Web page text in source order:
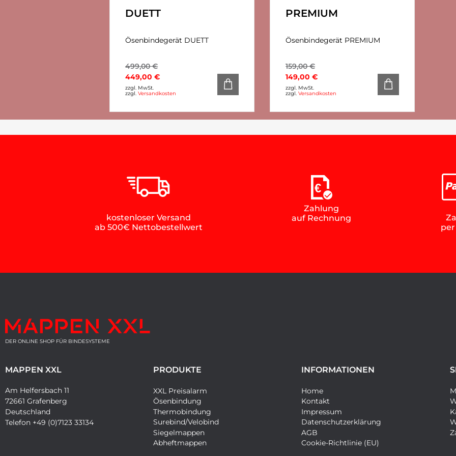
DUETT
Ösenbindegerät DUETT
499,00€
449,00€
zzgl. MwSt.
zzgl.Versandkosten
PREMIUM
Ösenbindegerät PREMIUM
159,00€
149,00€
zzgl. MwSt.
zzgl.Versandkosten
kostenloser Versand
ab 500€ Nettobestellwert
€
Zahlung
auf Rechnung
DER ONLINE SHOP FÜR BINDESYSTEME
MAPPEN XXL
Am Helfersbach 11
72661 Grafenberg
Deutschland
Telefon +49 (0)7123 33134
PRODUKTE
XXL Preisalarm
Ösenbindung
Thermobindung
Surebind/Velobind
Siegelmappen
Abheftmappen
INFORMATIONEN
Home
Kontakt
Impressum
Datenschutzerklärung
AGB
Cookie-Richtlinie (EU)